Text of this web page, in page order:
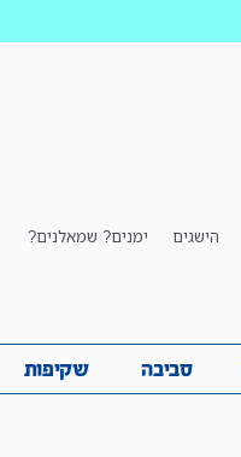
הישגים ימנים? שמאלנים?
סביבה שקיפות
סביבה שקיפות